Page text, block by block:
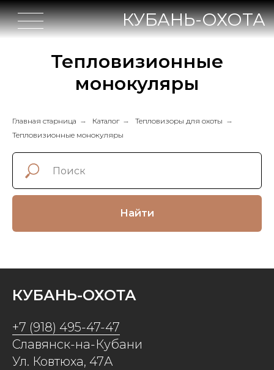
КУБАНЬ-ОХОТА
Тепловизионные
монокуляры
Главная старница → Каталог → Тепловизоры для охоты →
Тепловизионные монокуляры
Найти
КУБАНЬ-ОХОТА
+7 (918) 495-47-47
Славянск-на-Кубани
Ул. Ковтюха, 47А